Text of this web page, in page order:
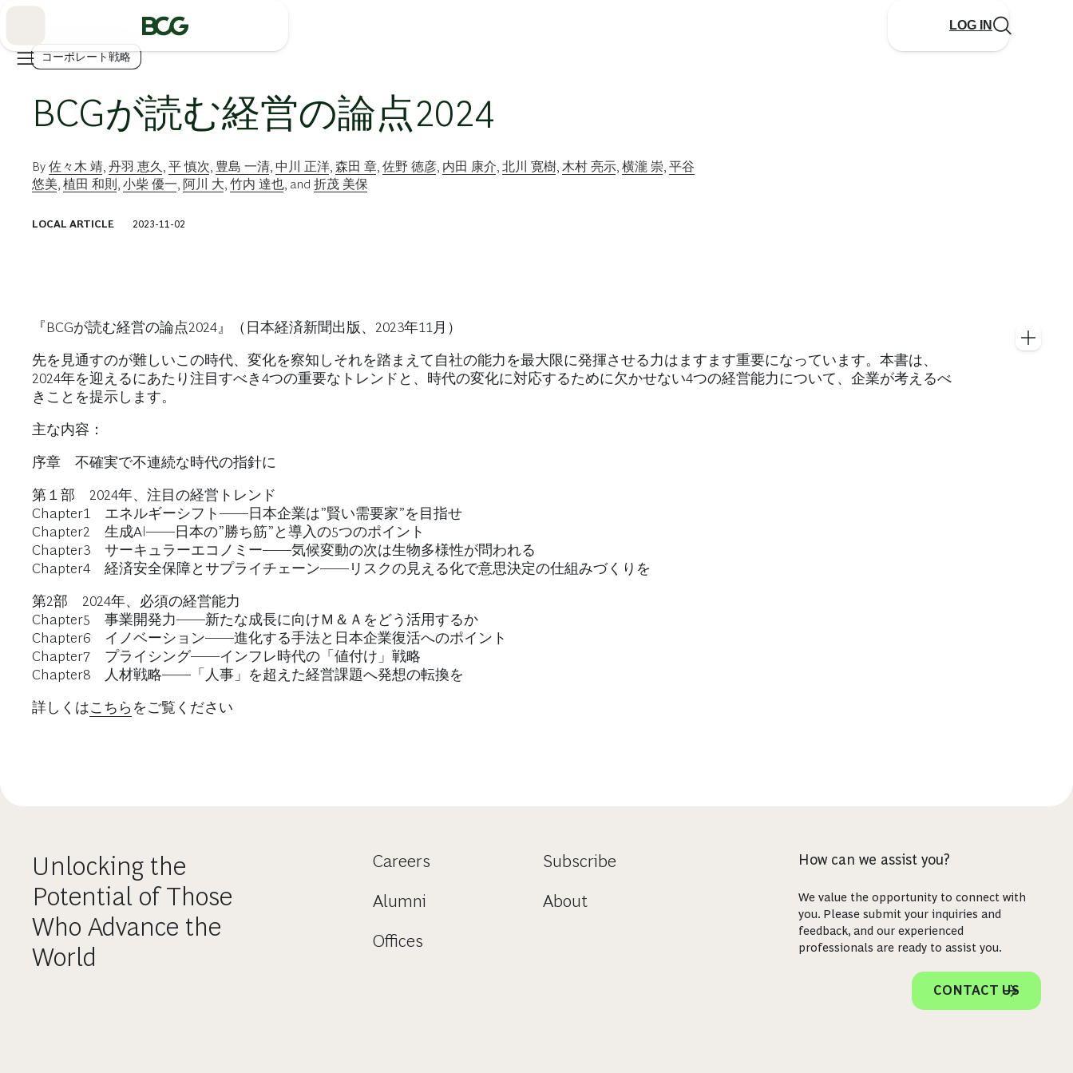
LOG IN
コーポレート戦略
BCGが読む経営の論点2024
By 佐々木 靖 丹羽 恵久 平 慎次 豊島 一清 中川 正洋 森田 章 佐野 徳彦 内田 康介 北川 寛樹 木村 亮示 横瀧 崇 平谷
悠美 植田 和則 小柴 優一 阿川 大 竹内 達也 , and 折茂 美保
LOCAL ARTICLE 2023-11-02
『BCGが読む経営の論点2024』（日本経済新聞出版、2023年11月）
先を見通すのが難しいこの時代、変化を察知しそれを踏まえて自社の能力を最大限に発揮させる力はますます重要になっています。本書は、
2024年を迎えるにあたり注目すべき4つの重要なトレンドと、時代の変化に対応するために欠かせない4つの経営能力について、企業が考えるべ
きことを提示します。
主な内容：
序章 不確実で不連続な時代の指針に
第１部 2024年、注目の経営トレンド
Chapter1 エネルギーシフト――日本企業は”賢い需要家”を目指せ
Chapter2 生成AI――日本の”勝ち筋”と導入の5つのポイント
Chapter3 サーキュラーエコノミー――気候変動の次は生物多様性が問われる
Chapter4 経済安全保障とサプライチェーン――リスクの見える化で意思決定の仕組みづくりを
第2部 2024年、必須の経営能力
Chapter5 事業開発力――新たな成長に向けＭ＆Ａをどう活用するか
Chapter6 イノベーション――進化する手法と日本企業復活へのポイント
Chapter7 プライシング――インフレ時代の「値付け」戦略
Chapter8 人材戦略――「人事」を超えた経営課題へ発想の転換を
詳しくはこちら をご覧ください
Unlocking the
Potential of Those
Who Advance the
World
Careers
Alumni
Offices
Subscribe
About
How can we assist you?
We value the opportunity to connect with
you. Please submit your inquiries and
feedback, and our experienced
professionals are ready to assist you.
CONTACT US